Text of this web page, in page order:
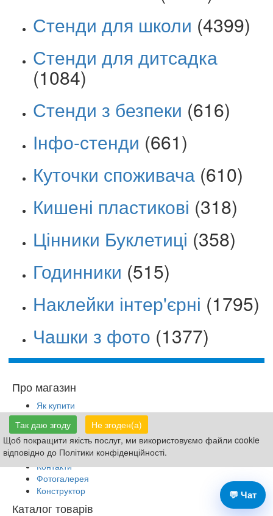
Так даю згоду
Не згоден(а)
Щоб покращити якість послуг, ми використовуємо файли cookie
відповідно до Політики конфіденційності.
Стенди для школи (4399)
Стенди для дитсадка
(1084)
Стенди з безпеки (616)
Інфо-стенди (661)
Куточки споживача (610)
Кишені пластикові (318)
Цінники Буклетиці (358)
Годинники (515)
Наклейки інтер'єрні (1795)
Чашки з фото (1377)
Про магазин
Як купити
Доставка та оплата
Обмін та повернення
Публічний договір (оферта)
Політика конфіденційності
Контакти
Фотогалерея
Конструктор
Каталог товарів
💬 Чат